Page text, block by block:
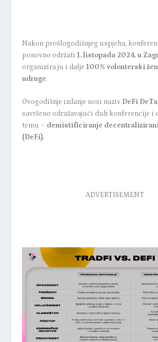
Nakon prošlogodišnjeg uspjeha,
ponovno održati 1. listopada 2024. u
organizira ju i dalje 100% volonterski
udruge.
Ovogodišnje izdanje nosi naziv DeFi
savršeno odražavajući duh konferencije i
temu – demistificiranje
(DeFi).
ADVERTISEMENT